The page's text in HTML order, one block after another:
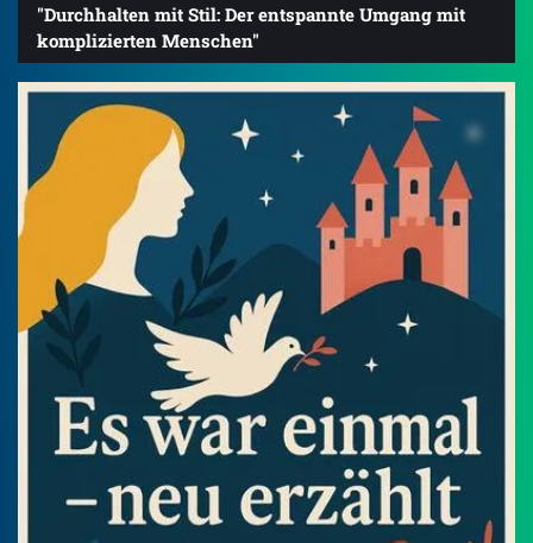
"Durchhalten mit Stil: Der entspannte Umgang mit
komplizierten Menschen"